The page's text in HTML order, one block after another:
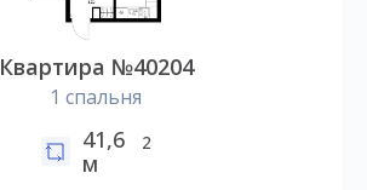
Квартира №40204
1 спальня
41,6
м
2